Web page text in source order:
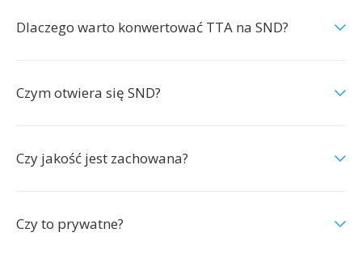
Dlaczego warto konwertować TTA na SND?
Czym otwiera się SND?
Czy jakość jest zachowana?
Czy to prywatne?